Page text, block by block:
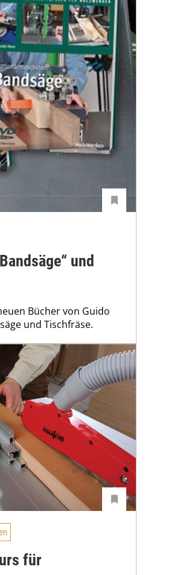
und
Bücher von Guido
und Tischfräse.
für